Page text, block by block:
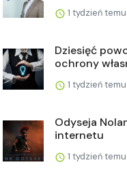
1 tydzień temu
Dziesięć
ochrony
1 tydzień temu
Odyseja
internetu
1 tydzień temu